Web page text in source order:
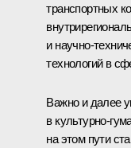
транспортных
и научно-
технологий в
Важно и далее
в культурно-
на этом пути